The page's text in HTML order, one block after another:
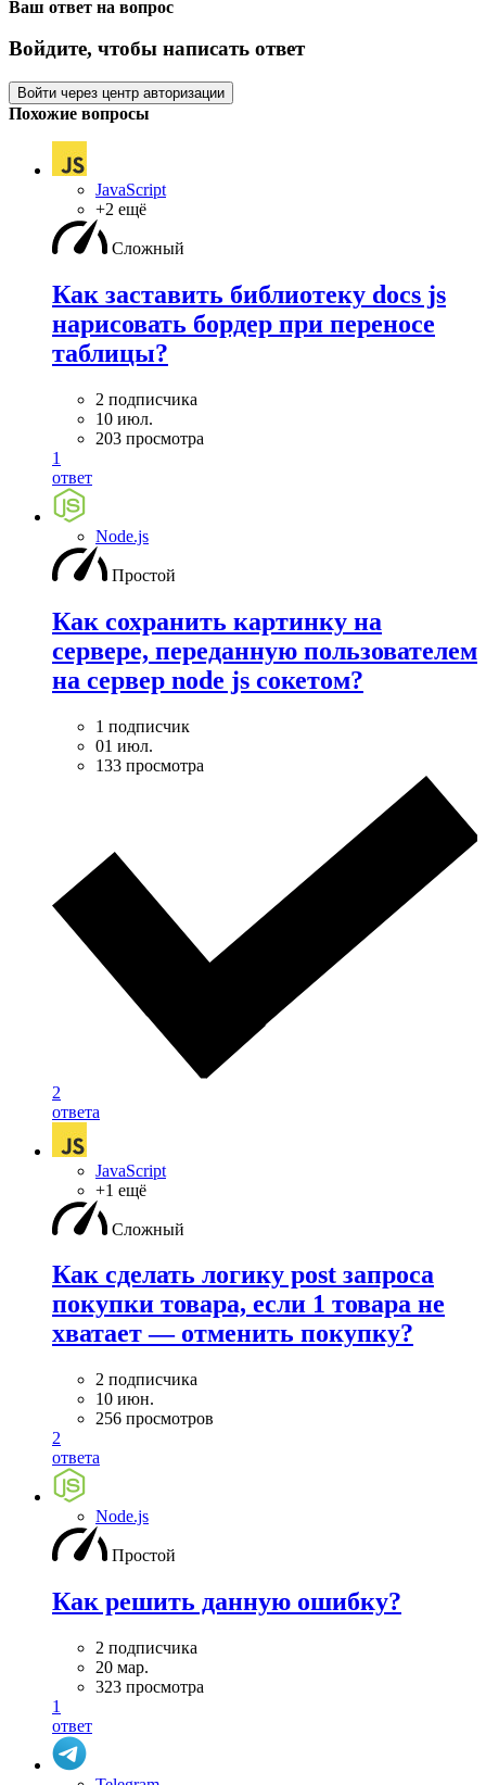
Ваш ответ на вопрос
Войдите, чтобы написать ответ
Войти через центр авторизации
Похожие вопросы
JavaScript
+2 ещё
Сложный
Как заставить библиотеку docs js
нарисовать бордер при переносе
таблицы?
2 подписчика
10 июл.
203 просмотра
1
ответ
Node.js
Простой
Как сохранить картинку на
сервере, переданную пользователем
на сервер node js сокетом?
1 подписчик
01 июл.
133 просмотра
2
ответа
JavaScript
+1 ещё
Сложный
Как сделать логику post запроса
покупки товара, если 1 товара не
хватает — отменить покупку?
2 подписчика
10 июн.
256 просмотров
2
ответа
Node.js
Простой
Как решить данную ошибку?
2 подписчика
20 мар.
323 просмотра
1
ответ